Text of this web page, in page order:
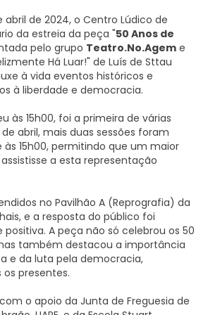
abril de 2024, o Centro Lúdico de
da estreia da peça "50 Anos de
pelo grupo Teatro.No.Agem e
Há Luar!" de Luís de Sttau
à vida eventos históricos e
à liberdade e democracia.
às 15h00, foi a primeira de várias
de abril, mais duas sessões foram
às 15h00, permitindo que um maior
a esta representação
no Pavilhão A (Reprografia) da
e a resposta do público foi
A peça não só celebrou os 50
também destacou a importância
e da luta pela democracia,
presentes.
o apoio da Junta de Freguesia de